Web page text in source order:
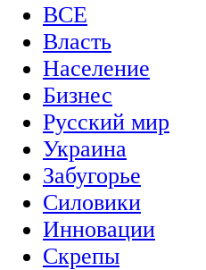
ВСЕ
Власть
Население
Бизнес
Русский мир
Украина
Забугорье
Силовики
Инновации
Скрепы